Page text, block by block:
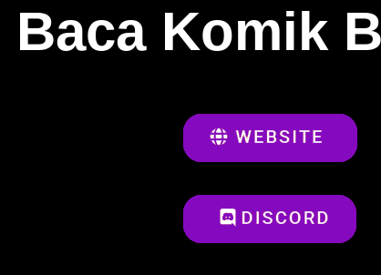
Baca Komik